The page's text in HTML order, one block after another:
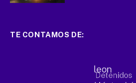
TE CONTAMOS DE: